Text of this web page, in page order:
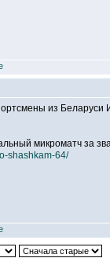
из Беларуси
микроматч за
shashkam-64/